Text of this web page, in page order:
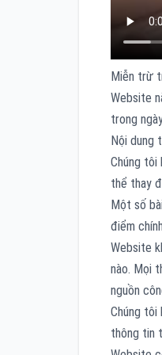
Miễn trừ
Website
trong
Nội dung
Chúng
thể thay
Một số
điểm
Website
nào. Mọi
nguồn
Chúng tôi
thông tin